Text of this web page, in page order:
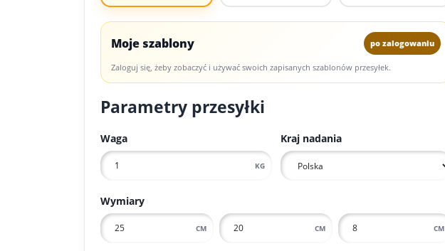
Moje szablony po zalogowaniu
Zaloguj się, żeby zobaczyć i używać swoich zapisanych szablonów przesyłek.
Parametry przesyłki
Waga
KG
Kraj nadania
Wymiary
CM CM CM